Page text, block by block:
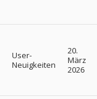
User-
Neuigkeiten
20.
März
2026